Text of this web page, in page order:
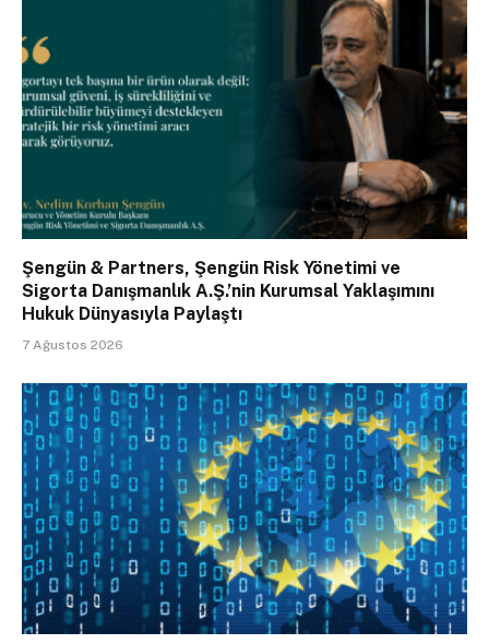
Şengün & Partners, Şengün Risk Yönetimi ve
Sigorta Danışmanlık A.Ş.’nin Kurumsal Yaklaşımını
Hukuk Dünyasıyla Paylaştı
7 Ağustos 2026